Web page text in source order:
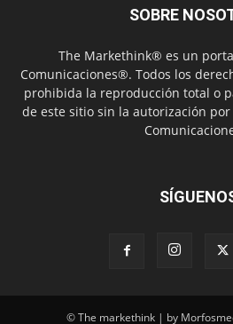
SOBRE
The Markethink® es un
Comunicaciones®. Todos los
prohibida la reproducción total o
de este sitio sin la autorización
© The markethink | by